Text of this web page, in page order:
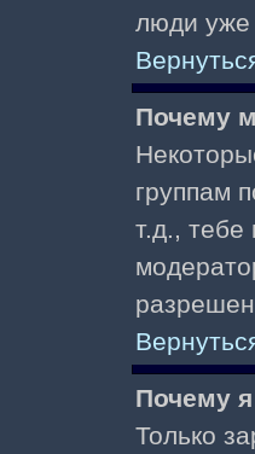
люди уже
Почему
группам
т.д.,
Почему
Только